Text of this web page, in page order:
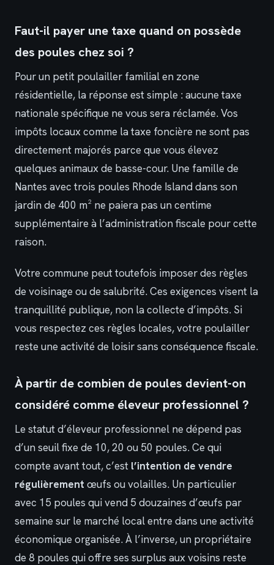
Faut-il payer une taxe quand on possède
des poules chez soi ?
Pour un petit poulailler familial en zone
résidentielle, la réponse est simple : aucune taxe
nationale spécifique ne vous sera réclamée. Vos
impôts locaux comme la taxe foncière ne sont pas
directement majorés parce que vous élevez
quelques animaux de basse-cour. Une famille de
Nantes avec trois poules Rhode Island dans son
jardin de 400 m² ne paiera pas un centime
supplémentaire à l’administration fiscale pour cette
raison.
Votre commune peut toutefois imposer des règles
de voisinage ou de salubrité. Ces exigences visent la
tranquillité publique, non la collecte d’impôts. Si
vous respectez ces règles locales, votre poulailler
reste une activité de loisir sans conséquence fiscale.
À partir de combien de poules devient-on
considéré comme éleveur professionnel ?
Le statut d’éleveur professionnel ne dépend pas
d’un seuil fixe de 10, 20 ou 50 poules. Ce qui
compte avant tout, c’est l’intention de vendre
régulièrement œufs ou volailles. Un particulier
avec 15 poules qui vend 5 douzaines d’œufs par
semaine sur le marché local entre dans une activité
économique organisée. À l’inverse, un propriétaire
de 8 poules qui offre ses surplus aux voisins reste